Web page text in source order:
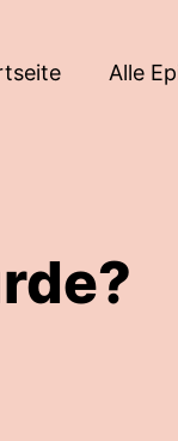
Alle